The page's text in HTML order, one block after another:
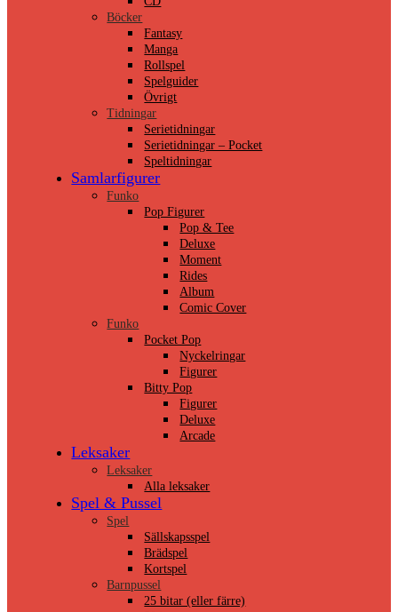
Böcker
Fantasy
Manga
Rollspel
Spelguider
Övrigt
Tidningar
Serietidningar
Serietidningar – Pocket
Speltidningar
Samlarfigurer
Funko
Pop Figurer
Pop & Tee
Deluxe
Moment
Rides
Album
Comic Cover
Funko
Pocket Pop
Nyckelringar
Figurer
Bitty Pop
Figurer
Deluxe
Arcade
Leksaker
Leksaker
Alla leksaker
Spel & Pussel
Spel
Sällskapsspel
Brädspel
Kortspel
Barnpussel
25 bitar (eller färre)